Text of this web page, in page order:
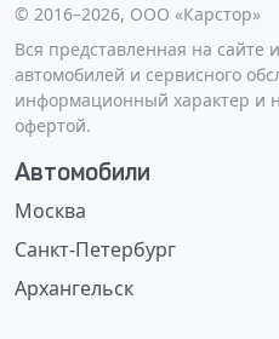
©️ 2016–2026, ООО «Карстор»
Вся представленная на
автомобилей и сервисного
информационный характер и
офертой.
Автомобили
Москва
Санкт-Петербург
Архангельск